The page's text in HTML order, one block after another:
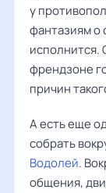
у
фантазиям о
исполнится.
френдзоне
причин
А есть еще
собрать
Водолей.
общения,